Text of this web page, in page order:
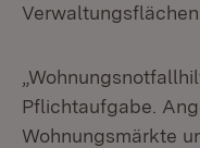
Verwaltungsflächen.
Pflichtaufgabe.
Wohnungsmärkte